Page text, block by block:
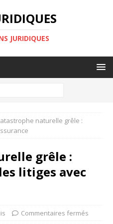
JURIDIQUES
naturelle grêle :
grêle :
litiges avec
Commentaires fermés